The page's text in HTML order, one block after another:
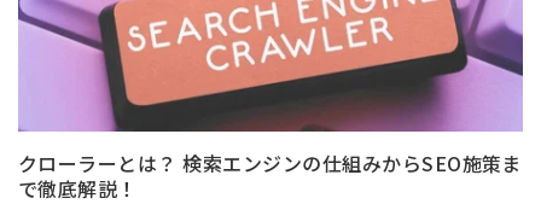
クローラーとは？ 検索エンジンの仕組みからSEO施策ま
で徹底解説！